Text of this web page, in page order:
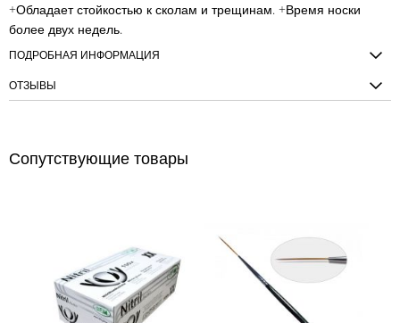
+Обладает стойкостью к сколам и трещинам. +Время носки
более двух недель.
ПОДРОБНАЯ ИНФОРМАЦИЯ
ОТЗЫВЫ
Сопутствующие товары